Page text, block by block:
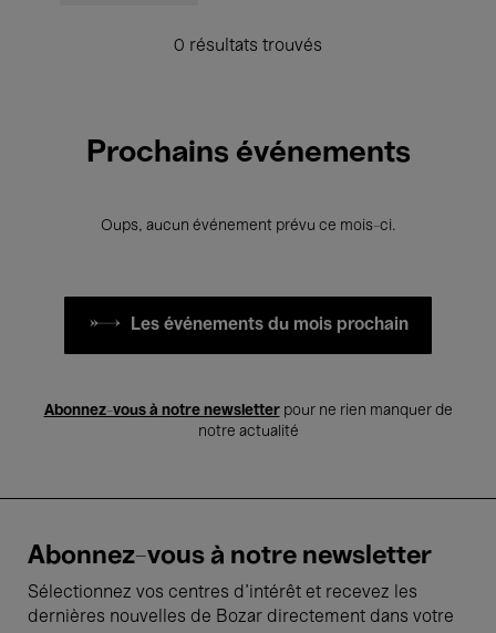
0 résultats trouvés
Prochains événements
Oups, aucun événement prévu ce mois-ci.
Les événements du mois prochain
Abonnez-vous à notre newsletterpour ne rien manquer de
notre actualité
Abonnez-vous à notre newsletter
Sélectionnez vos centres d'intérêt et recevez les
dernières nouvelles de Bozar directement dans votre